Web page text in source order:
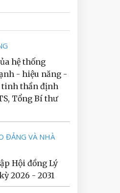
hệ thống
- hiệu năng -
tinh thần định
Tổng Bí thư
ĐẢNG VÀ NHÀ
Hội đồng Lý
2026 - 2031